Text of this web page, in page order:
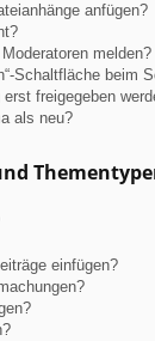
anfügen?
melden?
Schaltfläche beim
freigegeben
als neu?
einfügen?